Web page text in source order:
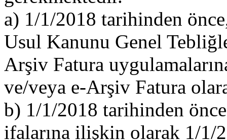
a) 1/1/2018 tarihinden
Usul Kanunu Genel
Arşiv Fatura
ve/veya e-Arşiv Fatura
b) 1/1/2018 tarihinden
ifalarına ilişkin olarak 1/1/